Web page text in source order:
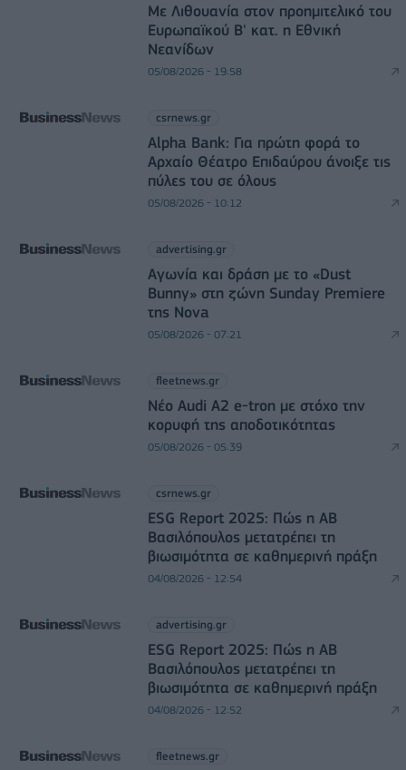
Με Λιθουανία στον προημιτελικό του
Ευρωπαϊκού Β' κατ. η Εθνική
Νεανίδων
05/08/2026 - 19:58
csrnews.gr
Alpha Bank: Για πρώτη φορά το
Αρχαίο Θέατρο Επιδαύρου άνοιξε τις
πύλες του σε όλους
05/08/2026 - 10:12
advertising.gr
Αγωνία και δράση με το «Dust
Bunny» στη ζώνη Sunday Premiere
της Nova
05/08/2026 - 07:21
fleetnews.gr
Νέο Audi A2 e-tron με στόχο την
κορυφή της αποδοτικότητας
05/08/2026 - 05:39
csrnews.gr
ESG Report 2025: Πώς η ΑΒ
Βασιλόπουλος μετατρέπει τη
βιωσιμότητα σε καθημερινή πράξη
04/08/2026 - 12:54
advertising.gr
ESG Report 2025: Πώς η ΑΒ
Βασιλόπουλος μετατρέπει τη
βιωσιμότητα σε καθημερινή πράξη
04/08/2026 - 12:52
fleetnews.gr